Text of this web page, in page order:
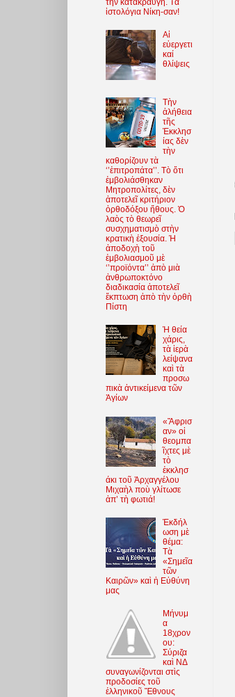
τὴν κατακραυγή. Τὰ
ἱστολόγια Νίκη-σαν!
Αἱ
εὐεργετι
καί
θλίψεις
Τὴν
ἀλήθεια
τῆς
Ἐκκλησ
ίας δὲν
τὴν
καθορίζουν τὰ
‘’ἐπιτροπάτα’’. Τὸ ὅτι
ἐμβολιάσθηκαν
Μητροπολίτες, δὲν
ἀποτελεῖ κριτήριον
ὀρθοδόξου ἤθους. Ὁ
λαὸς τὸ θεωρεῖ
συσχηματισμὸ στὴν
κρατικὴ ἐξουσία. Ἡ
ἀποδοχὴ τοῦ
ἐμβολιασμοῦ μὲ
‘’προϊόντα’’ ἀπὸ μιὰ
ἀνθρωποκτόνο
διαδικασία ἀποτελεῖ
ἔκπτωση ἀπὸ τὴν ὀρθὴ
Πίστη
Ἡ θεία
χάρις,
τὰ ἱερὰ
λείψανα
καὶ τὰ
προσω
πικὰ ἀντικείμενα τῶν
Ἁγίων
«Ἄφρισ
αν» οἱ
θεομπα
ῖχτες μὲ
τὸ
ἐκκλησ
άκι τοῦ Ἀρχαγγέλου
Μιχαὴλ ποὺ γλίτωσε
ἀπ’ τὴ φωτιά!
Ἐκδήλ
ωση μὲ
θέμα:
Τὰ
«Σημεῖα
τῶν
Καιρῶν» καὶ ἡ Εὐθύνη
μας
Μήνυμ
α
18χρον
ου:
Σύριζα
καὶ ΝΔ
συναγωνίζονται στὶς
προδοσίες τοῦ
ἑλληνικοῦ Ἔθνους